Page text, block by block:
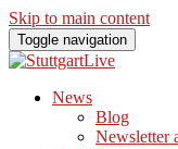
Skip to main content
Toggle navigation
News
Blog
Newsletter